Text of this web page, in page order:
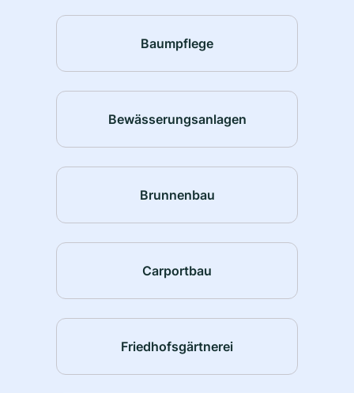
Baumpflege
Bewässerungsanlagen
Brunnenbau
Carportbau
Friedhofsgärtnerei